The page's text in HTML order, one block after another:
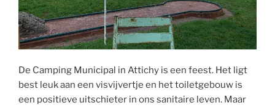
De Camping Municipal in Attichy is een feest. Het ligt
best leuk aan een visvijvertje en het toiletgebouw is
een positieve uitschieter in ons sanitaire leven. Maar